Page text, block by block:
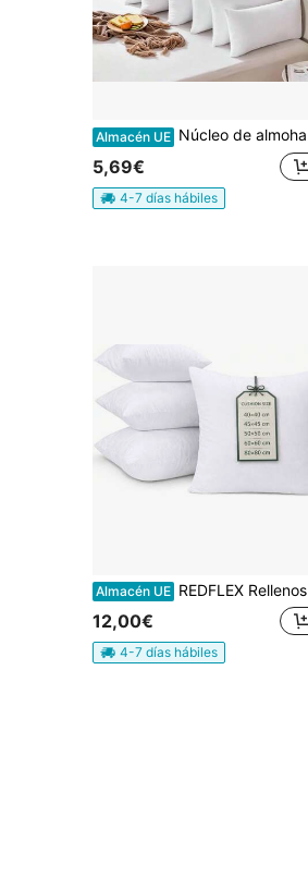
Almacén UE Núcleo de almohada de tela no tejida, relleno de algodón PP suave y de alta resistencia, disponible en varios tamaños, envío sellado al vacío, núcleo de almohada rectangular blanco.
5,69€
4-7 días hábiles
Almacén UE REDFLEX Rellenos de almohada
12,00€
4-7 días hábiles